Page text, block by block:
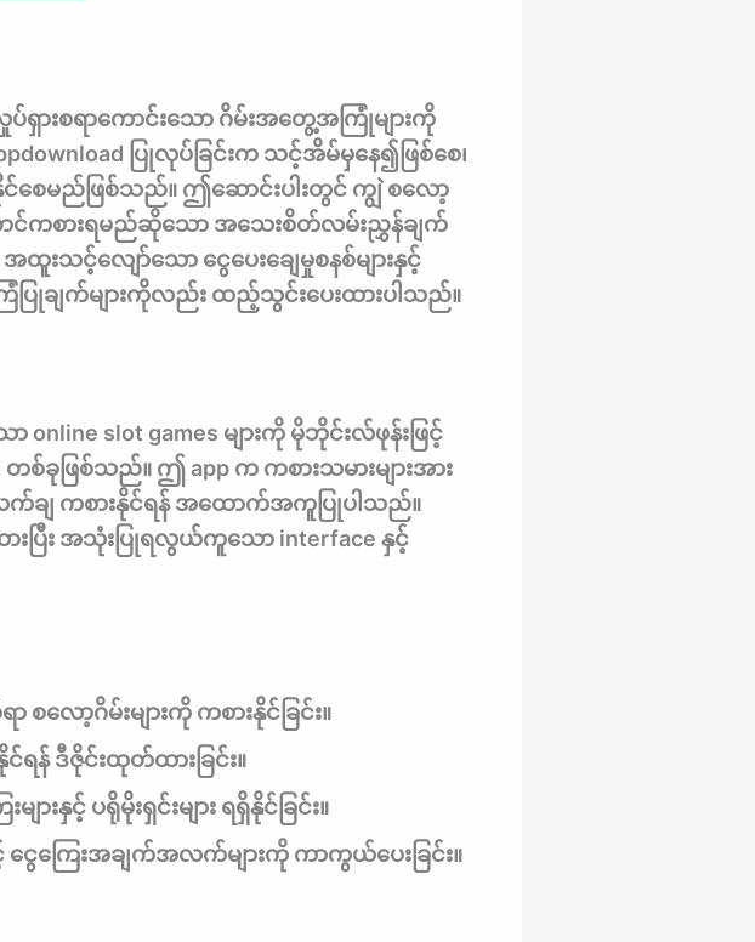
ရှားစရာကောင်းသော ဂိမ်းအတွေ့အကြုံများကို
ပြုလုပ်ခြင်းက သင့်အိမ်မှနေ၍ဖြစ်စေ၊
င်စေမည်ဖြစ်သည်။ ဤဆောင်းပါးတွင် ကျွဲ စလော့
င်ကစားရမည်ဆိုသော အသေးစိတ်လမ်းညွှန်ချက်
ထူးသင့်လျော်သော ငွေပေးချေမှုစနစ်များနှင့်
ပြုချက်များကိုလည်း ထည့်သွင်းပေးထားပါသည်။
slot games များကို မိုဘိုင်းလ်ဖုန်းဖြင့်
စ်ခုဖြစ်သည်။ ဤ app က ကစားသမားများအား
လက်ချ ကစားနိုင်ရန် အထောက်အကူပြုပါသည်။
ပြီး အသုံးပြုရလွယ်ကူသော interface နှင့်
စလော့ဂိမ်းများကို ကစားနိုင်ခြင်း။
န် ဒီဇိုင်းထုတ်ထားခြင်း။
နှင့် ပရိုမိုးရှင်းများ ရရှိနိုင်ခြင်း။
ငွေကြေးအချက်အလက်များကို ကာကွယ်ပေးခြင်း။